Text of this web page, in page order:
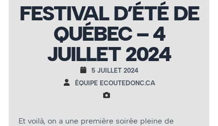
FESTIVAL D’ÉTÉ DE
QUÉBEC – 4
JUILLET 2024
5 JUILLET 2024
ÉQUIPE ECOUTEDONC.CA
Et voilà, on a une première soirée pleine de